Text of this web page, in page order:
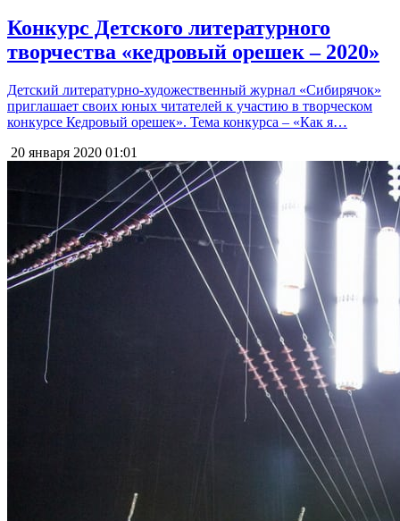
Конкурс Детского литературного
творчества «кедровый орешек – 2020»
Детский литературно-художественный журнал «Сибирячок»
приглашает своих юных читателей к участию в творческом
конкурсе Кедровый орешек». Тема конкурса – «Как я…
20 января 2020 01:01